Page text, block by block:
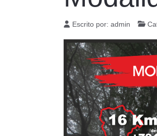
Escrito por: admin